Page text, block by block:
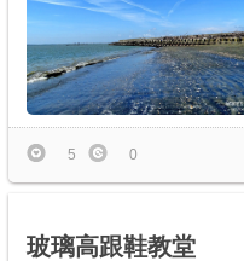
5 0
玻璃高跟鞋教堂